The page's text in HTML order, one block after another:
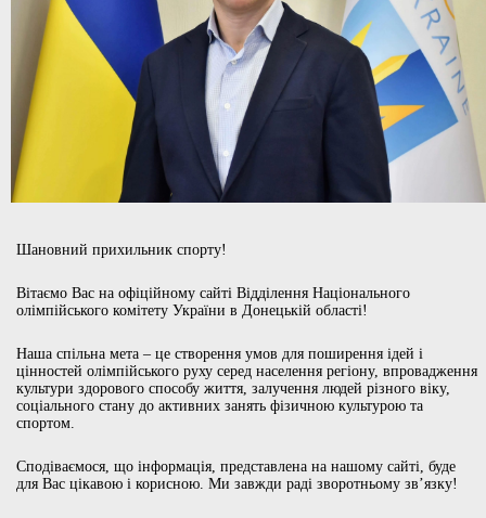
Шановний прихильник спорту!
Вітаємо Вас на офіційному сайті Відділення Національного
олімпійського комітету України в Донецькій області!
Наша спільна мета – це створення умов для поширення ідей і
цінностей олімпійського руху серед населення регіону, впровадження
культури здорового способу життя, залучення людей різного віку,
соціального стану до активних занять фізичною культурою та
спортом.
Сподіваємося, що інформація, представлена на нашому сайті, буде
для Вас цікавою і корисною. Ми завжди раді зворотньому зв’язку!